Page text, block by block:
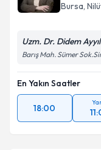
Bursa,
Uzm. Dr. Didem
Barış Mah. Sümer
En Yakın Saatler
18:00